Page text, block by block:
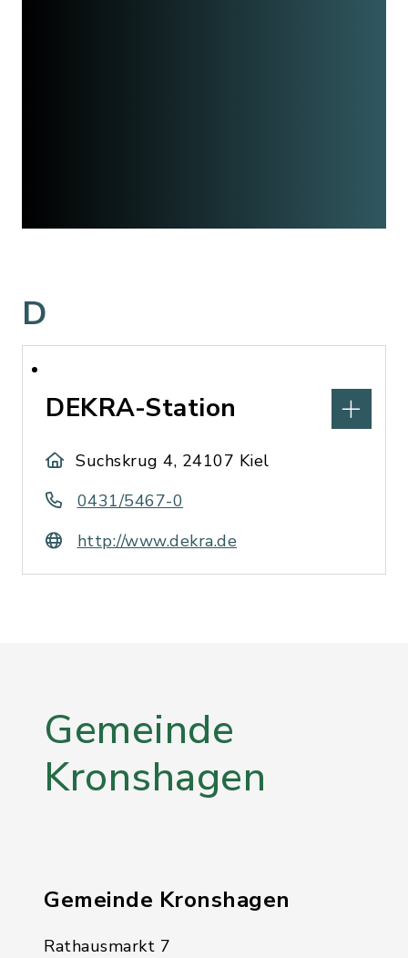
D
DEKRA-Station
Suchskrug 4, 24107 Kiel
0431/5467-0
http://www.dekra.de
Gemeinde
Kronshagen
Gemeinde Kronshagen
Rathausmarkt 7